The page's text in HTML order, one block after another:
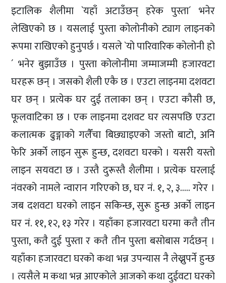
इटालिक शैलीमा `यहाँ अटाउँछन् हरेक पुस्ता´ भनेर
लेखिएको छ । यसलाई पुस्ता कोलोनीको ट्याग लाइनको
रूपमा राखिएको हुनुपर्छ । यसले `यो पारिवारिक कोलोनी हो
´ भनेर बुझाउँछ । पुस्ता कोलोनीमा जम्माजम्मी हजारवटा
घरहरू छन् । जसको शैली एकै छ । एउटा लाइनमा दशवटा
घर छन् । प्रत्येक घर दुई तलाका छन् । एउटा कौसी छ,
फूलवाटिका छ । एक लाइनमा दशवट घर त्यसपछि एउटा
कलात्मक ढुङ्गाको गलैँचा बिछ्याइएको जस्तो बाटो, अनि
फेरि अर्को लाइन सुरू हुन्छ, दशवटा घरको । यसरी यस्तो
लाइन सयवटा छ । उस्तै दुरूस्तै शैलीमा । प्रत्येक घरलाई
नंवरको नामले न्वारान गरिएको छ, घर नं. १, २, ३….. गरेर ।
जब दशवटा घरको लाइन सकिन्छ, सुरू हुन्छ अर्को लाइन
घर नं. ११, १२, १३ गरेर । यहाँका हजारवटा घरमा कतै तीन
पुस्ता, कतै दुई पुस्ता र कतै तीन पुस्ता बसोबास गर्दछन् ।
यहाँका हजारवटा घरको कथा भन्न उपन्यास नै लेख्नुपर्ने हुन्छ
। त्यसैले म कथा भन्न आएकोले आजको कथा दुईवटा घरको